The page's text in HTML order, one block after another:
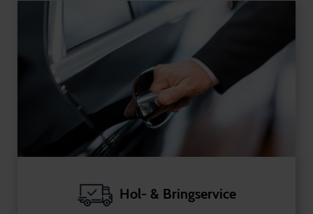
Hol- & Bringservice